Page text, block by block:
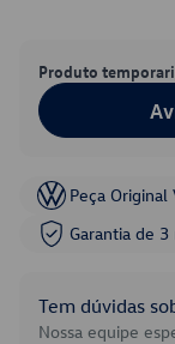
Produto
Peça Original
Garantia de
Tem dúvidas
Nossa equipe